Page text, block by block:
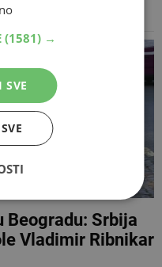
Beogradu: Srbija
Vladimir Ribnikar
(1581) →
SVE